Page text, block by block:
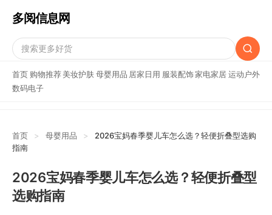
多阅信息网
首页 购物推荐 美妆护肤母婴用品 居家日用 服装配饰家电家居运动户外
数码电子
首页 > 母婴用品 >
2026宝妈春季婴儿车怎么选？轻便折叠型选购
指南
2026宝妈春季婴儿车怎么选？轻便折叠型
选购指南